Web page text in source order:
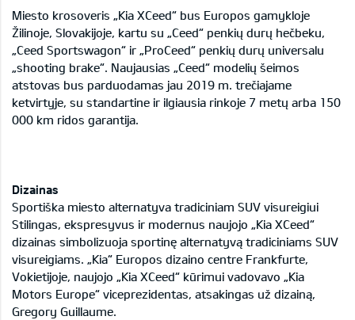
Miesto krosoveris „Kia XCeed“ bus Europos gamykloje
Žilinoje, Slovakijoje, kartu su „Ceed“ penkių durų hečbeku,
„Ceed Sportswagon“ ir „ProCeed“ penkių durų universalu
„shooting brake“. Naujausias „Ceed“ modelių šeimos
atstovas bus parduodamas jau 2019 m. trečiajame
ketvirtyje, su standartine ir ilgiausia rinkoje 7 metų arba 150
000 km ridos garantija.
Dizainas
Sportiška miesto alternatyva tradiciniam SUV visureigiui
Stilingas, ekspresyvus ir modernus naujojo „Kia XCeed“
dizainas simbolizuoja sportinę alternatyvą tradiciniams SUV
visureigiams. „Kia“ Europos dizaino centre Frankfurte,
Vokietijoje, naujojo „Kia XCeed“ kūrimui vadovavo „Kia
Motors Europe“ viceprezidentas, atsakingas už dizainą,
Gregory Guillaume.